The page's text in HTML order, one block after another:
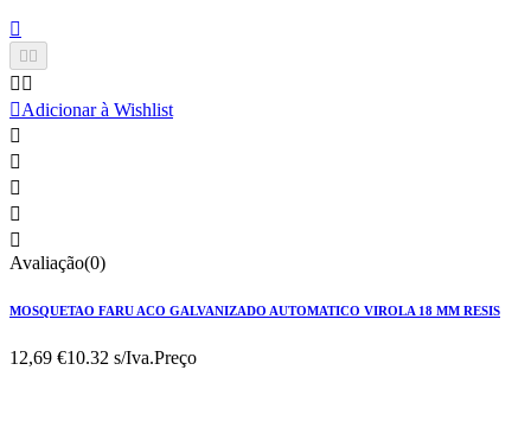

 
 
Adicionar à Wishlist





Avaliação(0)
MOSQUETAO FARU ACO GALVANIZADO AUTOMATICO VIROLA 18 MM RESIS
12,69 €10.32 s/Iva.Preço